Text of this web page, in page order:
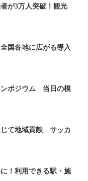
が3万人突破！観光
国各地に広がる導入
ンポジウム 当日の模
じて地域貢献 サッカ
！利用できる駅・施